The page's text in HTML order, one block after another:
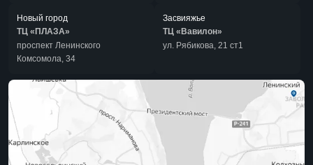
Новый город
ТЦ «ПЛАЗА»
проспект Ленинского
Комсомола, 34
Засвияжье
ТЦ «Вавилон»
ул. Рябикова, 21 ст1